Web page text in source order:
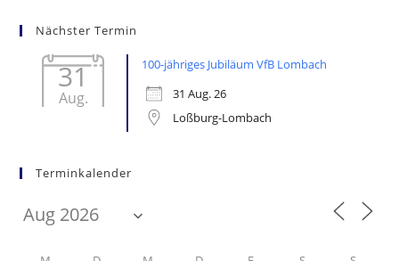
Nächster Termin
31
Aug.
100-jähriges Jubiläum VfB Lombach
31 Aug. 26
Loßburg-Lombach
Terminkalender